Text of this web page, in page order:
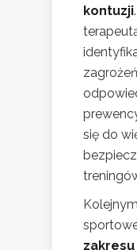
kontuzji
się do